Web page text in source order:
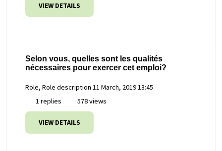
VIEW DETAILS
Selon vous, quelles sont les qualités
nécessaires pour exercer cet emploi?
Role, Role description 11 March, 2019 13:45
1 replies
578 views
VIEW DETAILS